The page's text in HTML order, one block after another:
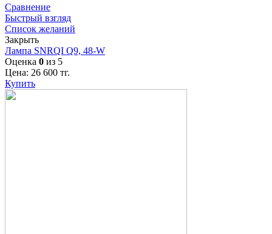
Сравнение
Быстрый взгляд
Список желаний
Закрыть
Лампа SNRQI Q9, 48-W
Оценка 0 из 5
Цена: 26 600 тг.
Купить